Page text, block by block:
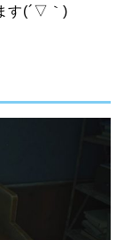
す(´▽｀)